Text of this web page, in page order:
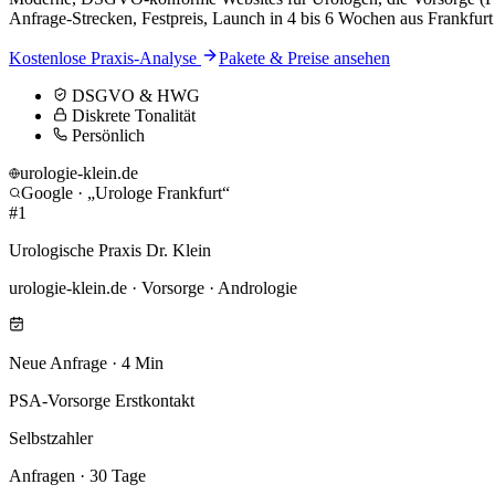
Anfrage-Strecken, Festpreis, Launch in 4 bis 6 Wochen aus
Kostenlose Praxis-Analyse
Pakete & Preise ansehen
DSGVO & HWG
Diskrete Tonalität
Persönlich
urologie-klein.de
Google · „Urologe Frankfurt“
#1
Urologische Praxis Dr. Klein
urologie-klein.de · Vorsorge · Andrologie
Neue Anfrage · 4 Min
PSA-Vorsorge Erstkontakt
Selbstzahler
Anfragen · 30 Tage